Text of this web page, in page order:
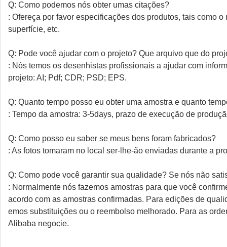
Q: Como podemos nós obter umas citações?
: Ofereça por favor especificações dos produtos, tais como
superfície, etc.
Q: Pode você ajudar com o projeto? Que arquivo que do
: Nós temos os desenhistas profissionais a ajudar com
projeto: AI; Pdf; CDR; PSD; EPS.
Q: Quanto tempo posso eu obter uma amostra e quanto
: Tempo da amostra: 3-5days, prazo de execução de
Q: Como posso eu saber se meus bens foram fabricados?
: As fotos tomaram no local ser-lhe-ão enviadas durante a
Q: Como pode você garantir sua qualidade? Se nós não
: Normalmente nós fazemos amostras para que você
acordo com as amostras confirmadas. Para edições de
emos substituições ou o reembolso melhorado. Para as
Alibaba negocie.